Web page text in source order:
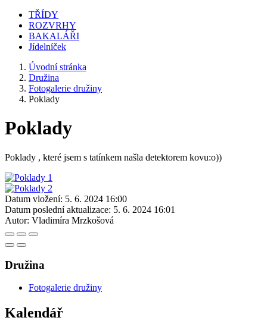
TŘÍDY
ROZVRHY
BAKALÁŘI
Jídelníček
Úvodní stránka
Družina
Fotogalerie družiny
Poklady
Poklady
Poklady , které jsem s tatínkem našla detektorem kovu:o))
Datum vložení: 5. 6. 2024 16:00
Datum poslední aktualizace: 5. 6. 2024 16:01
Autor: Vladimíra Mrzkošová
Družina
Fotogalerie družiny
Kalendář